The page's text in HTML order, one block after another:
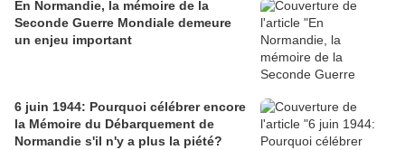
En Normandie, la mémoire de la
Seconde Guerre Mondiale demeure
un enjeu important
6 juin 1944: Pourquoi célébrer encore
la Mémoire du Débarquement de
Normandie s'il n'y a plus la piété?